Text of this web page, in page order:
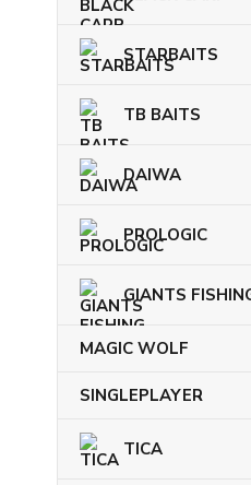
STARBAITS
TB BAITS
DAIWA
PROLOGIC
GIANTS
MAGIC WOLF
SINGLEPLAYER
TICA